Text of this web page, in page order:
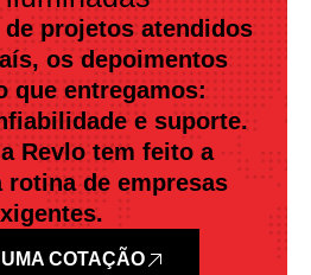
de projetos atendidos
os depoimentos
que entregamos:
e suporte.
Revlo tem feito a
rotina de empresas
COTAÇÃO